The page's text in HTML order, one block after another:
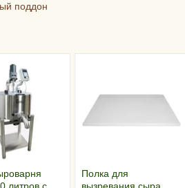
поддон
литров с
Полка для
вызревания сыра